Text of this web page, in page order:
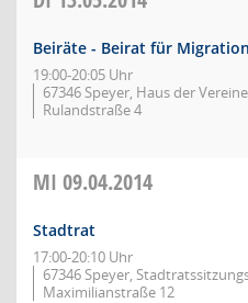
Beiräte - Beirat für
19:00-20:05 Uhr
67346 Speyer, Haus der
Rulandstraße 4
MI 09.04.2014
Stadtrat
17:00-20:10 Uhr
67346 Speyer,
Maximilianstraße 12